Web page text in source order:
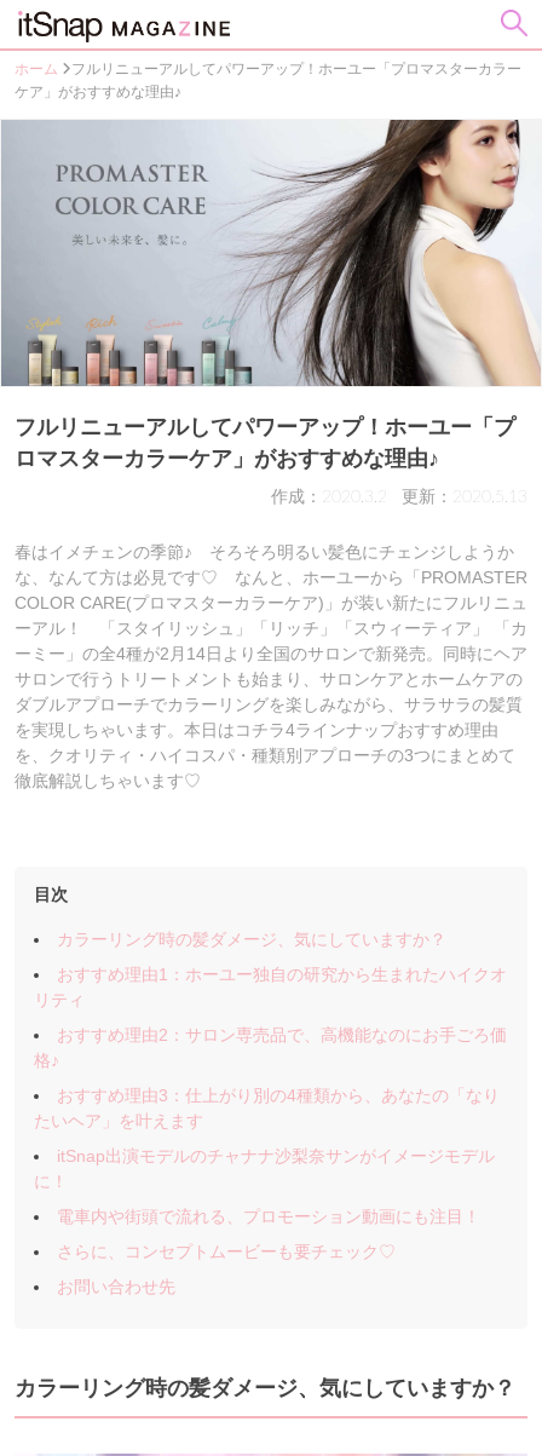
ホーム
フルリニューアルしてパワーアップ！ホーユー「プロマスターカラー
ケア」がおすすめな理由♪
フルリニューアルしてパワーアップ！ホーユー「プ
ロマスターカラーケア」がおすすめな理由♪
作成：2020.3.2 更新：2020.5.13
春はイメチェンの季節♪ そろそろ明るい髪色にチェンジしようか
な、なんて方は必見です♡ なんと、ホーユーから「PROMASTER
COLOR CARE(プロマスターカラーケア)」が装い新たにフルリニュ
ーアル！ 「スタイリッシュ」「リッチ」「スウィーティア」 「カ
ーミー」の全4種が2月14日より全国のサロンで新発売。同時にヘア
サロンで行うトリートメントも始まり、サロンケアとホームケアの
ダブルアプローチでカラーリングを楽しみながら、サラサラの髪質
を実現しちゃいます。本日はコチラ4ラインナップおすすめ理由
を、クオリティ・ハイコスパ・種類別アプローチの3つにまとめて
徹底解説しちゃいます♡
目次
カラーリング時の髪ダメージ、気にしていますか？
おすすめ理由1：ホーユー独自の研究から生まれたハイクオ
リティ
おすすめ理由2：サロン専売品で、高機能なのにお手ごろ価
格♪
おすすめ理由3：仕上がり別の4種類から、あなたの「なり
たいヘア」を叶えます
itSnap出演モデルのチャナナ沙梨奈サンがイメージモデル
に！
電車内や街頭で流れる、プロモーション動画にも注目！
さらに、コンセプトムービーも要チェック♡
お問い合わせ先
カラーリング時の髪ダメージ、気にしていますか？